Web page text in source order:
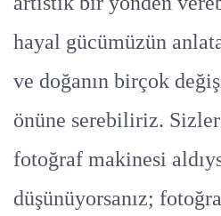
hayal gücümüzün
ve doğanın birçok
önüne serebiliriz.
fotoğraf makinesi
düşünüyorsanız;